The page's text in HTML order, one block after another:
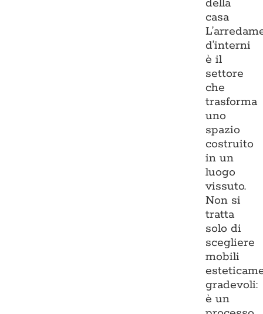
della
casa
d’interni
è il
settore
che
trasforma
uno
spazio
costruito
in un
luogo
vissuto.
Non si
tratta
solo di
scegliere
mobili
gradevoli:
è un